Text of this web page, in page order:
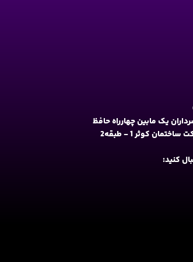
یک مابین چهارراه حافظ
و فلکه نه پله روبروی دیلی مارکت ساختمان کوثر 1 - طبقه2
کنید: